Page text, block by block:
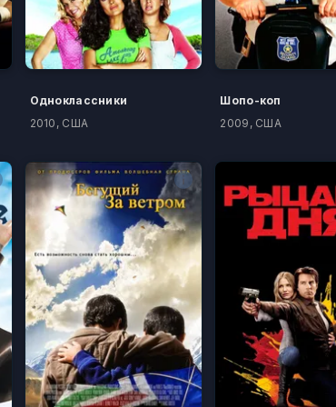
Одноклассники
2010, США
Шопо-коп
2009, США